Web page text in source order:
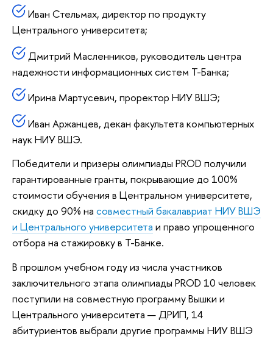
Иван Стельмах, директор по продукту
Центрального университета;
Дмитрий Масленников, руководитель центра
надежности информационных систем Т-Банка;
Ирина Мартусевич, проректор НИУ ВШЭ;
Иван Аржанцев, декан факультета компьютерных
наук НИУ ВШЭ.
Победители и призеры олимпиады PROD получили
гарантированные гранты, покрывающие до 100%
стоимости обучения в Центральном университете,
скидку до 90% на совместный бакалавриат НИУ ВШЭ
и Центрального университета и право упрощенного
отбора на стажировку в Т-Банке.
В прошлом учебном году из числа участников
заключительного этапа олимпиады PROD 10 человек
поступили на совместную программу Вышки и
Центрального университета — ДРИП, 14
абитуриентов выбрали другие программы НИУ ВШЭ